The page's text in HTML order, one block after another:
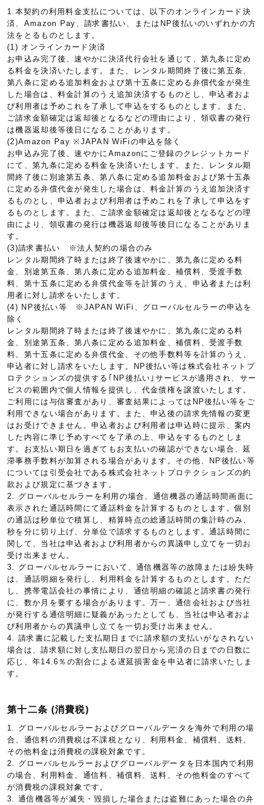
1.本契約の利用料金支払については、以下のオンラインカード決
済、Amazon Pay、請求書払い、またはNP後払いのいずれかの方
法をとるものとします。
(1) オンラインカード決済
お申込み完了後、速やかに決済代行会社を通じて、第九条に定め
る料金を決済いたします。また、レンタル期間終了後に第五条、
第八条に定める追加料金および第十五条に定める弁償代金が発生
した場合は、料金計算のうえ追加決済するものとし、申込者およ
び利用者は予めこれを了承して申込をするものとします。また、
ご請求金額確定は返却後となるなどの理由により、領収書の発行
は機器返却後等後日になることがあります。
(2)Amazon Pay ※JAPAN WiFiの申込を除く
お申込み完了後、速やかにAmazonにご登録のクレジットカード
にて、第九条に定める料金を決済いたします。また、レンタル期
間終了後に別途第五条、第八条に定める追加料金および第十五条
に定める弁償代金が発生した場合は、料金計算のうえ追加決済す
るものとし、申込者および利用者は予めこれを了承して申込をす
るものとします。また、ご請求金額確定は返却後となるなどの理
由により、領収書の発行は機器返却後等後日になることがありま
す。
(3)請求書払い ※法人契約の場合のみ
レンタル期間終了時または終了後速やかに、第九条に定める料
金、別途第五条、第八条に定める追加料金、補償料、受渡手数
料、第十五条に定める弁償代金等を計算のうえ、申込者または利
用者に対し請求をいたします。
(4) NP後払い等 ※JAPAN WiFi、グローバルセルラーの申込を
除く
レンタル期間終了時または終了後速やかに、第九条に定める料
金、別途第五条、第八条に定める追加料金、補償料、受渡手数
料、第十五条に定める弁償代金、その他手数料等を計算のうえ、
申込者に対し請求をいたします。NP後払い等は株式会社ネットプ
ロテクションズの提供する｢NP後払い｣サービスが適用され、サー
ビスの範囲内で個人情報を提供し、代金債権を譲渡いたします。
ご利用には与信審査があり、審査結果によってはNP後払い等をご
利用できない場合があります。また、申込後の請求先情報の変更
はお受けできません。申込者および利用者は申込時に提示、案内
した内容に準じ予めすべてを了承の上、申込をするものとしま
す。お支払い期日を過ぎてもお支払いの確認ができない場合、延
滞事務手数料が加算される場合があります。その他、NP後払い等
については引受会社である株式会社ネットプロテクションズの約
款および規定に基づきます。
2. グローバルセルラーを利用の場合、通信機器の通話時間画面に
表示された通話時間にて通話料金を計算するものとします。個別
の通話は秒単位で積算し、精算時点の総通話時間の集計時のみ、
秒を分に切り上げ、分単位で請求するものとします。通話時間に
関して、当社は申込者および利用者からの異議申し立てを一切お
受け出来ません。
3. グローバルセルラーにおいて、通信機器等の故障または紛失時
は、通話明細を発行し、利用料金を計算するものとします。ただ
し、携帯電話会社の事情により、通信明細の確認と請求書の発行
に、数か月を要する場合があります。万一、通信会社および当社
が発行する通信明細に疑義があったとしても、当社は申込者およ
び利用者からの異議申し立てを一切お受け出来ません。
4. 請求書に記載した支払期日までに請求額の支払いがなされない
場合は、請求額に対し支払期日の翌日から完済の日までの日数に
応じ、年14.6％の割合による遅延損害金を申込者に請求いたしま
す。
第十二条 (消費税)
1. グローバルセルラーおよびグローバルデータを海外で利用の場
合、通信料の消費税は不課税となり、利用料金、補償料、送料、
その他料金は消費税の課税対象です。
2. グローバルセルラーおよびグローバルデータを日本国内で利用
の場合、利用料金、通信料、補償料、送料、その他料金のすべて
が消費税の課税対象です。
3. 通信機器等が滅失・毀損した場合または盗難にあった場合の弁